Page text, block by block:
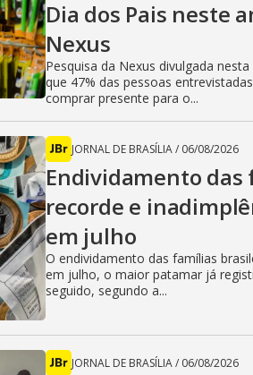
Dia dos Pais neste
Nexus
Pesquisa da Nexus divulgada
que 47% das pessoas
comprar presente para o...
JORNAL DE BRASÍLIA/ 06/08/2026
Endividamento
recorde e
em julho
O endividamento das famílias
em julho, o maior patamar já
seguido, segundo a...
JORNAL DE BRASÍLIA/ 06/08/2026